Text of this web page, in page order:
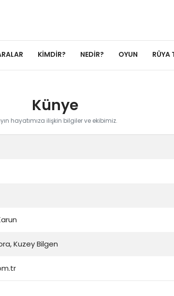
KIMDIR? NEDIR? OYUN RÜYA
Künye
hayatımıza ilişkin bilgiler ve ekibimiz.
Kuzey Bilgen